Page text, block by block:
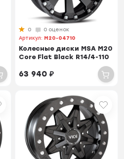
0
0 оценок
Артикул: M20-04710
Колесные диски MSA M20
Core Flat Black R14/4-110
63 940₽